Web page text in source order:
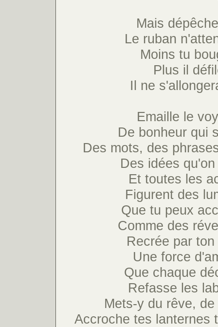
Mais
Le ruban
Moins tu
Plus il
Il ne
Emaille le
De bonheur qui
Des mots, des
Des idées
Et toutes les
Figurent des
Que tu peux
Comme des
Recrée par
Une force
Que chaque
Refasse les
Mets-y du rêve,
Accroche tes lanternes